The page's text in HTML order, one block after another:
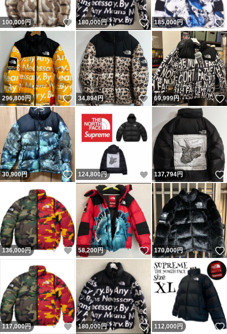
100,000円 いいね！
180,000円 いいね！
185,000円
296,800円 いいね！
34,894円 いいね！
69,999円
30,900円 いいね！
124,800円 いいね！
137,794円
136,000円 いいね！
58,200円 いいね！
170,000円
117,000円 いいね！
180,000円 いいね！
112,000 円